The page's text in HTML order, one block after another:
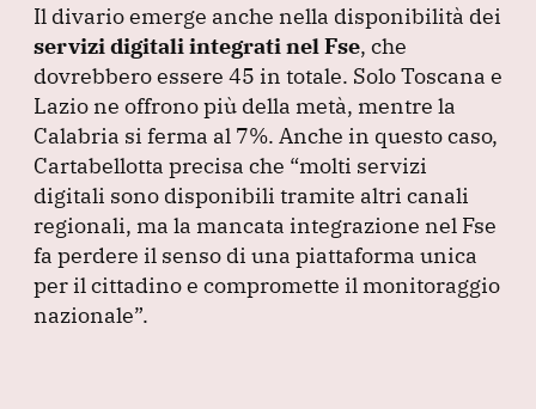
Il divario emerge anche nella disponibilità dei
servizi digitali integrati nel Fse, che
dovrebbero essere 45 in totale. Solo Toscana e
Lazio ne offrono più della metà, mentre la
Calabria si ferma al 7%. Anche in questo caso,
Cartabellotta precisa che “molti servizi
digitali sono disponibili tramite altri canali
regionali, ma la mancata integrazione nel Fse
fa perdere il senso di una piattaforma unica
per il cittadino e compromette il monitoraggio
nazionale”.